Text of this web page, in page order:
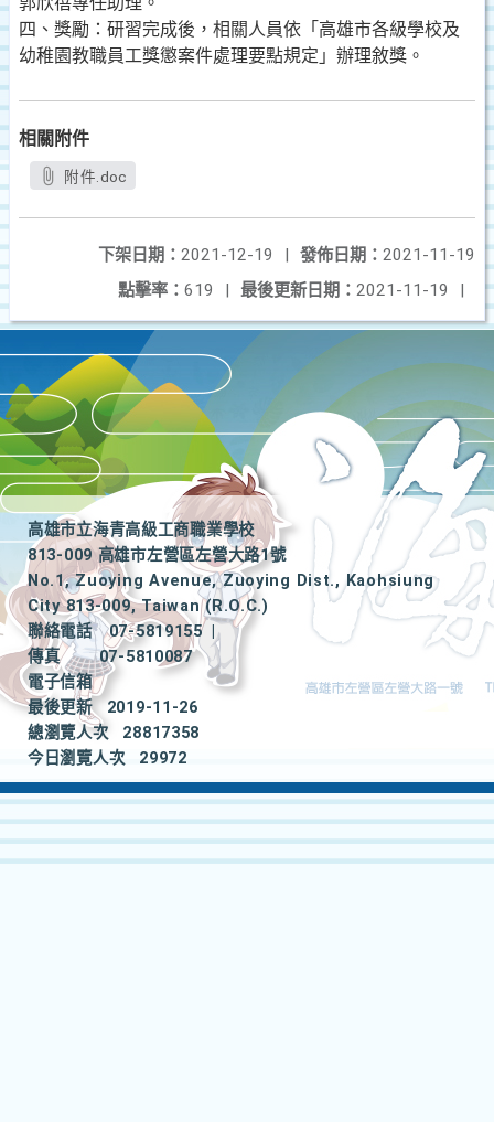
四、獎勵：研習完成後，相關人員依「高雄市各級學校及
幼稚園教職員工獎懲案件處理要點規定」辦理敘獎。
相關附件
附件.doc
發佈日期： 2021-11-19
下架日期： 2021-12-19
|
最後更新日期： 2021-11-19 |
點擊率： 619 |
高雄市立海青高級工商職業學校
813-009 高雄市左營區左營大路1號
No.1, Zuoying Avenue, Zuoying Dist., Kaohsiung
City 813-009, Taiwan (R.O.C.)
聯絡電話
07-5819155
|
傳真
07-5810087
電子信箱
最後更新
2019-11-26
總瀏覽人次
28817358
今日瀏覽人次
29972